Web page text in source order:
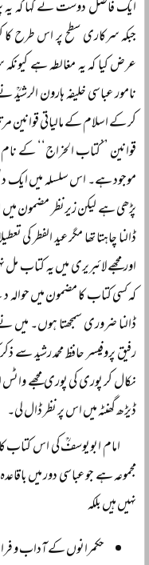
ایک فاضل دوست نے کہا کہ یہ
جبکہ سرکاری سطح پر اس طرح کا
عرض کیا کہ یہ مغالطہ ہے
نامور عباسی خلیفہ ہارون
کر کے اسلام کے مالیاتی قوانین
قوانین ’’کتاب الخراج‘‘ کے
موجود ہے۔ اس سلسلہ میں ایک
پڑھی ہے لیکن زیرنظر مضمون
ڈالنا چاہتا تھا مگر عید الفطر
اور مجھے لائبریری میں یہ
کہ کسی کتاب کا مضمون میں
ڈالنا ضروری سمجھتا ہوں۔
رفیق پروفیسر حافظ محمد رشید سے
نکال کر پوری کی پوری مجھے
ڈیڑھ گھنٹہ میں اس پر نظر ڈال لی۔
امام ابویوسفؒ کی اس کتاب کا
مجموعہ ہے جو عباسی دور میں
نہیں ہیں بلکہ
حکمرانوں کے آداب و